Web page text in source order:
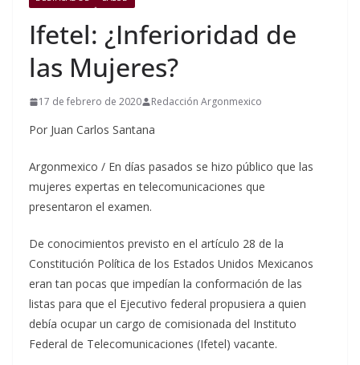
Ifetel: ¿Inferioridad de
las Mujeres?
17 de febrero de 2020 Redacción Argonmexico
Por Juan Carlos Santana
Argonmexico / En días pasados se hizo público que las
mujeres expertas en telecomunicaciones que
presentaron el examen.
De conocimientos previsto en el artículo 28 de la
Constitución Política de los Estados Unidos Mexicanos
eran tan pocas que impedían la conformación de las
listas para que el Ejecutivo federal propusiera a quien
debía ocupar un cargo de comisionada del Instituto
Federal de Telecomunicaciones (Ifetel) vacante.